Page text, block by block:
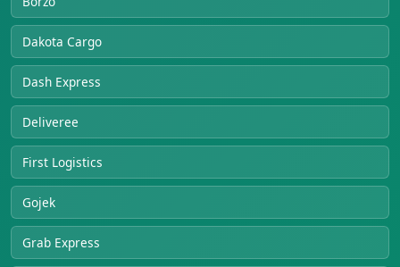
Dakota Cargo
Dash Express
Deliveree
First Logistics
Gojek
Grab Express